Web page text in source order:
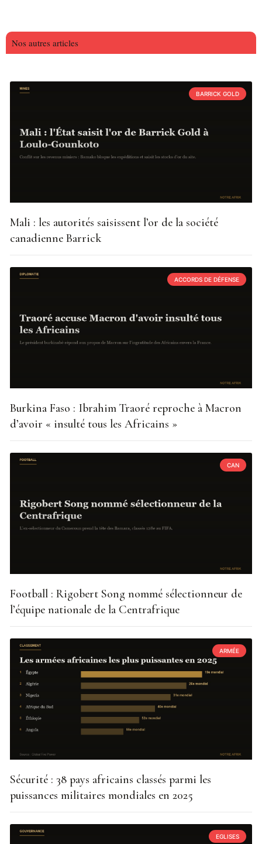
Nos autres articles
BARRICK GOLD
Mali : les autorités saisissent l’or de la société
canadienne Barrick
ACCORDS DE DÉFENSE
Burkina Faso : Ibrahim Traoré reproche à Macron
d’avoir « insulté tous les Africains »
CAN
Football : Rigobert Song nommé sélectionneur de
l’équipe nationale de la Centrafrique
ARMÉE
Sécurité : 38 pays africains classés parmi les
puissances militaires mondiales en 2025
EGLISES